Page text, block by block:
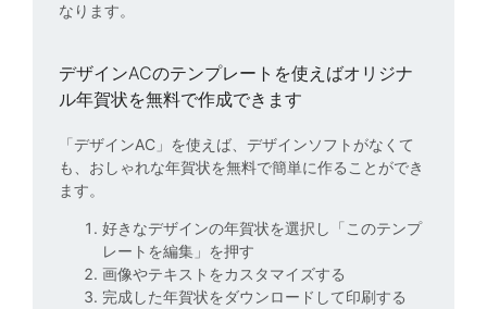
なります。
デザインACのテンプレートを使えばオリジナ
ル年賀状を無料で作成できます
「デザインAC 」を使えば、デザインソフトがなくて
も、おしゃれな年賀状を無料で簡単に作ることができ
ます。
好きなデザインの年賀状を選択し「このテンプ
レートを編集」を押す
画像やテキストをカスタマイズする
完成した年賀状をダウンロードして印刷する